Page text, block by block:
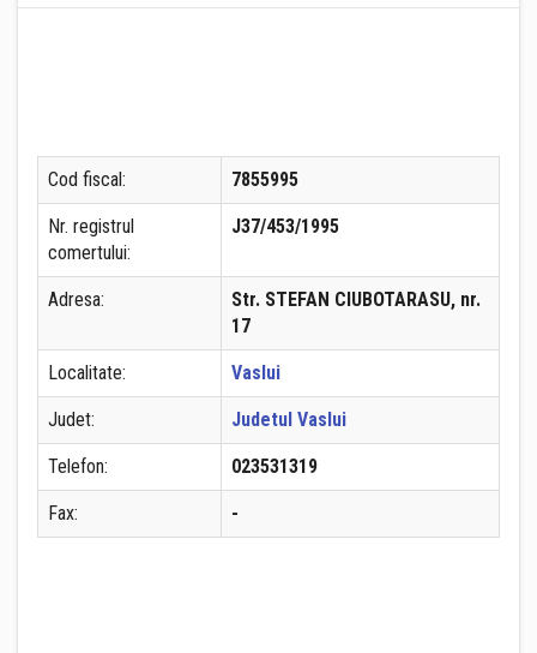
Cod fiscal: 7855995
Nr. registrul
comertului:
J37/453/1995
Adresa:
Str. STEFAN CIUBOTARASU, nr.
17
Localitate: Vaslui
Judet: Judetul Vaslui
Telefon: 023531319
Fax: -